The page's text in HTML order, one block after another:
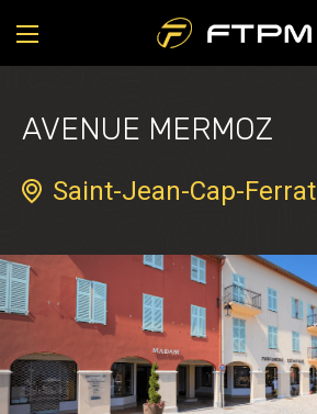
AVENUE MERMOZ
Saint-Jean-Cap-Ferrat